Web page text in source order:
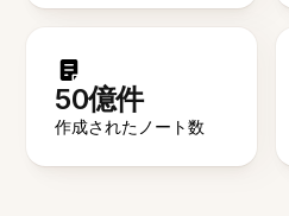
50億件
作成されたノート数